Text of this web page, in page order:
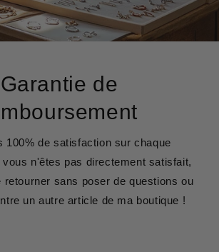
Garantie de
100% de satisfaction sur chaque
n'êtes pas directement satisfait,
retourner sans poser de questions ou
un autre article de ma boutique !